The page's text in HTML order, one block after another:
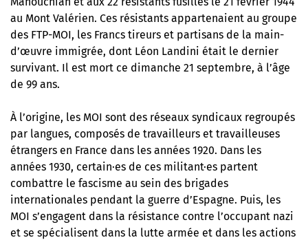
au Mont Valérien. Ces résistants appartenaient au groupe
des FTP-MOI, les Francs tireurs et partisans de la main-
d’œuvre immigrée, dont Léon Landini était le dernier
survivant. Il est mort ce dimanche 21 septembre, à l’âge
de 99 ans.
À l’origine, les MOI sont des réseaux syndicaux regroupés
par langues, composés de travailleurs et travailleuses
étrangers en France dans les années 1920. Dans les
années 1930, certain·es de ces militant·es partent
combattre le fascisme au sein des brigades
internationales pendant la guerre d’Espagne. Puis, les
MOI s’engagent dans la résistance contre l’occupant nazi
et se spécialisent dans la lutte armée et dans les actions